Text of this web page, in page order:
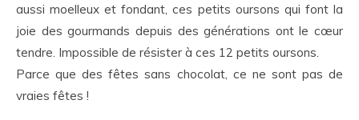
aussi moelleux et fondant, ces petits oursons qui font la
joie des gourmands depuis des générations ont le cœur
tendre. Impossible de résister à ces 12 petits oursons.
Parce que des fêtes sans chocolat, ce ne sont pas de
vraies fêtes !